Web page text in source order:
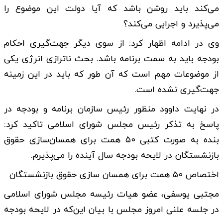
می‌کند باید روشن باشد که آیا دولت این موضوع را
می‌پذیرد و اجرایی می‌کند؟
وی در ادامه اظهار کرد: از سوی دیگر جهت‌گیری احکام
بودجه باید به سمت برنامه باشد. بحث ناترازی انرژی یکی
از موضوعات مهم است که آن طور که باید در این زمینه
جهت‌گیری نشده است.
در نهایت داوود منظور رئیس سازمان برنامه و بودجه در
پاسخ به تذکر رئیس مجلس شورای اسلامی تاکید کرد:
بنده به صورت کتبی ۵۰ همت برای همسان‌سازی حقوق
بازنشستگان در لایحه بودجه سال آینده را می‌پذیرم.
اختصاص ۵۰ همت برای همسان سازی حقوق بازنشستگان
مجتبی یوسفی، عضو هیات رئیسه مجلس شورای اسلامی
در جلسه علنی امروز مجلس با بیان این‌که در لایحه بودجه